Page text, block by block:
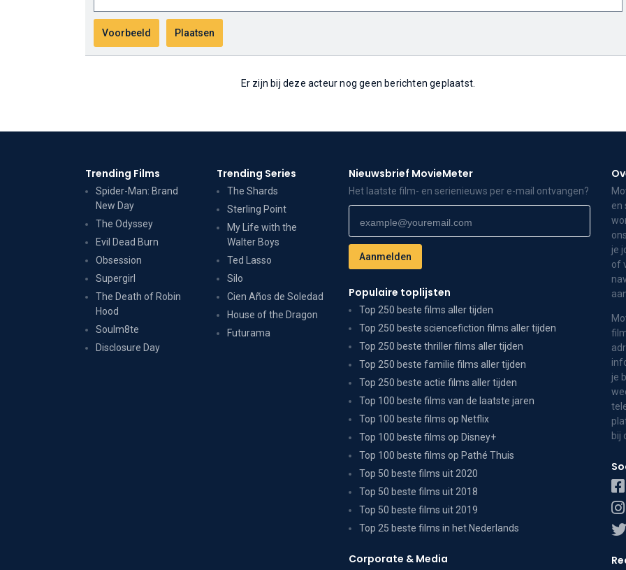
Er zijn bij deze acteur nog geen berichten geplaatst.
Trending Films
Spider-Man: Brand
New Day
The Odyssey
Evil Dead Burn
Obsession
Supergirl
The Death of Robin
Hood
Soulm8te
Disclosure Day
Trending Series
The Shards
Sterling Point
My Life with the
Walter Boys
Ted Lasso
Silo
Cien Años de Soledad
House of the Dragon
Futurama
Nieuwsbrief MovieMeter
Het laatste film- en serienieuws per e-mail ontvangen?
Populaire toplijsten
Top 250 beste films aller tijden
Top 250 beste sciencefiction films aller tijden
Top 250 beste thriller films aller tijden
Top 250 beste familie films aller tijden
Top 250 beste actie films aller tijden
Top 100 beste films van de laatste jaren
Top 100 beste films op Netflix
Top 100 beste films op Disney+
Top 100 beste films op Pathé Thuis
Top 50 beste films uit 2020
Top 50 beste films uit 2018
Top 50 beste films uit 2019
Top 25 beste films in het Nederlands
Corporate & Media
en
je
of
je
bij